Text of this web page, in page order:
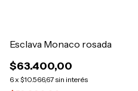
Esclava Monaco rosada
$63.400,00
6 x $10.566,67sin interés